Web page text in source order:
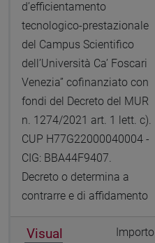
d’efficientamento
tecnologico-prestazionale
del Campus Scientifico
dell’Università Ca’ Foscari
Venezia” cofinanziato con
fondi del Decreto del MUR
n. 1274/2021 art. 1 lett. c).
CUP H77G22000040004 -
CIG: BBA44F9407.
Decreto o determina a
contrarre e di affidamento
Visual
Importo